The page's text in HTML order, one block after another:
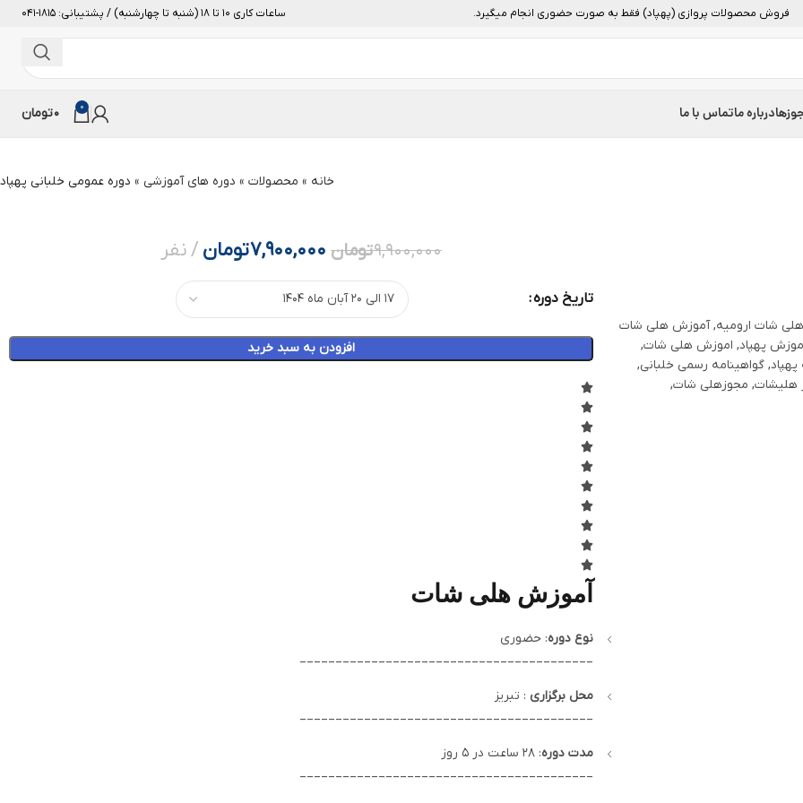
فروش محصولات پروازی (پهپاد) فقط به صورت حضوری انجام میگیرد. ساعات کاری 10 تا 18 (شنبه تا چهارشنبه) / پشتیبانی: 1815-041
درباره ماتماس با ما 0
0تومان
خانه » محصولات » دوره های آموزشی » دوره عمومی خلبانی پهپاد
شات ارومیه, آموزش هلی شات
پهپاد, اموزش هلی شات,
پهپاد, گواهینامه رسمی خلبانی,
هلیشات, مجوزهلی شات,
9,900,000تومان 7,900,000تومان نفر
تاریخ دوره
افزودن به سبد خرید
آموزش هلی شات
نوع دوره: حضوری
_________________________________________
محل برگزاری : تبریز
_________________________________________
مدت دوره: 28 ساعت در 5 روز
_________________________________________